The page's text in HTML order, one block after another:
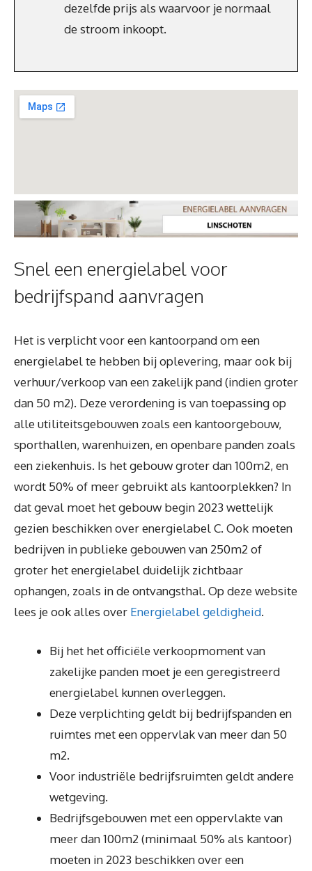
dezelfde prijs als waarvoor je normaal
de stroom inkoopt.
Snel een energielabel voor
bedrijfspand aanvragen
Het is verplicht voor een kantoorpand om een
energielabel te hebben bij oplevering, maar ook bij
verhuur/verkoop van een zakelijk pand (indien groter
dan 50 m2). Deze verordening is van toepassing op
alle utiliteitsgebouwen zoals een kantoorgebouw,
sporthallen, warenhuizen, en openbare panden zoals
een ziekenhuis. Is het gebouw groter dan 100m2, en
wordt 50% of meer gebruikt als kantoorplekken? In
dat geval moet het gebouw begin 2023 wettelijk
gezien beschikken over energielabel C. Ook moeten
bedrijven in publieke gebouwen van 250m2 of
groter het energielabel duidelijk zichtbaar
ophangen, zoals in de ontvangsthal. Op deze website
lees je ook alles over Energielabel geldigheid.
Bij het het officiële verkoopmoment van
zakelijke panden moet je een geregistreerd
energielabel kunnen overleggen.
Deze verplichting geldt bij bedrijfspanden en
ruimtes met een oppervlak van meer dan 50
m2.
Voor industriële bedrijfsruimten geldt andere
wetgeving.
Bedrijfsgebouwen met een oppervlakte van
meer dan 100m2 (minimaal 50% als kantoor)
moeten in 2023 beschikken over een